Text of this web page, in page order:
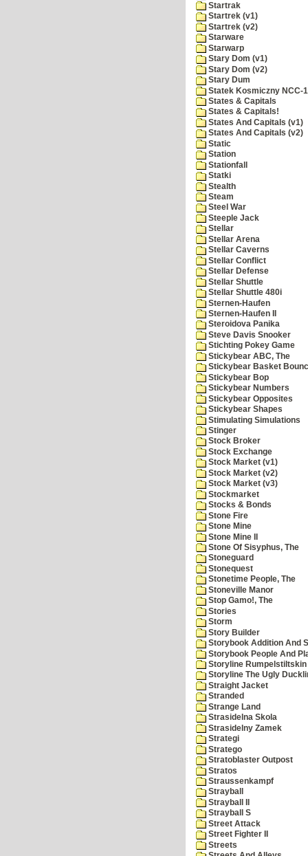
Startrak
Startrek (v1)
Startrek (v2)
Starware
Starwarp
Stary Dom (v1)
Stary Dom (v2)
Stary Dum
Statek Kosmiczny NCC-
States & Capitals
States & Capitals!
States And Capitals (v1)
States And Capitals (v2)
Static
Station
Stationfall
Statki
Stealth
Steam
Steel War
Steeple Jack
Stellar
Stellar Arena
Stellar Caverns
Stellar Conflict
Stellar Defense
Stellar Shuttle
Stellar Shuttle 480i
Sternen-Haufen
Sternen-Haufen II
Steroidova Panika
Steve Davis Snooker
Stichting Pokey Game
Stickybear ABC, The
Stickybear Basket
Stickybear Bop
Stickybear Numbers
Stickybear Opposites
Stickybear Shapes
Stimulating Simulations
Stinger
Stock Broker
Stock Exchange
Stock Market (v1)
Stock Market (v2)
Stock Market (v3)
Stockmarket
Stocks & Bonds
Stone Fire
Stone Mine
Stone Mine II
Stone Of Sisyphus, The
Stoneguard
Stonequest
Stonetime People, The
Stoneville Manor
Stop Gamo!, The
Stories
Storm
Story Builder
Storybook Addition And
Storybook People And
Storyline Rumpelstiltskin
Storyline The Ugly
Straight Jacket
Stranded
Strange Land
Strasidelna Skola
Strasidelny Zamek
Strategi
Stratego
Stratoblaster Outpost
Stratos
Straussenkampf
Strayball
Strayball II
Strayball S
Street Attack
Street Fighter II
Streets